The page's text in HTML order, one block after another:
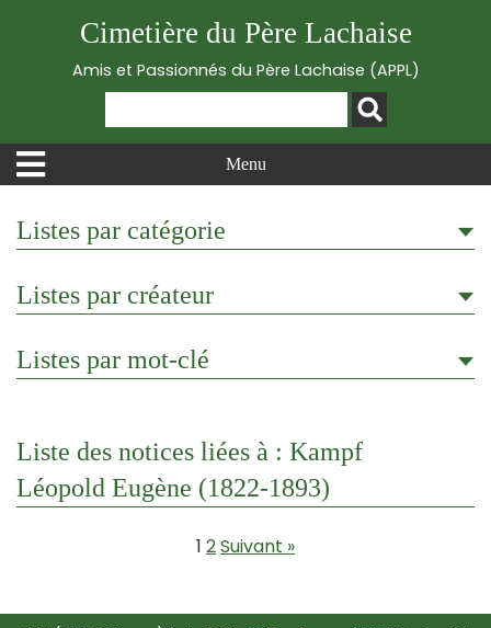
Cimetière du Père Lachaise
Amis et Passionnés du Père Lachaise (APPL)
Menu
Listes par catégorie
Listes par créateur
Listes par mot-clé
Liste des notices liées à : Kampf
Léopold Eugène (1822-1893)
1 2Suivant »